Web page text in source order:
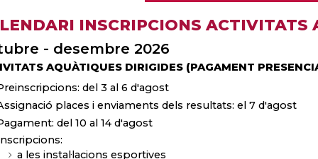
INSCRIPCIONS ACTIVITATS
- desembre 2026
AQUÀTIQUES DIRIGIDES (PAGAMENT
del 3 al 6 d'agost
places i enviaments dels resultats: el 7 d'agost
del 10 al 14 d'agost
a les instal·lacions esportives